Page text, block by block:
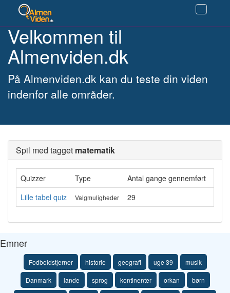
Velkommen til
Almenviden.dk
På Almenviden.dk kan du teste din viden
indenfor alle områder.
Spil med tagget matematik
Quizzer Type Antal gange gennemført
Lille tabel quiz
Valgmuligheder 29
Emner
Fodboldstjerner historie geografi uge 39 musik
Danmark lande sprog kontinenter orkan børn